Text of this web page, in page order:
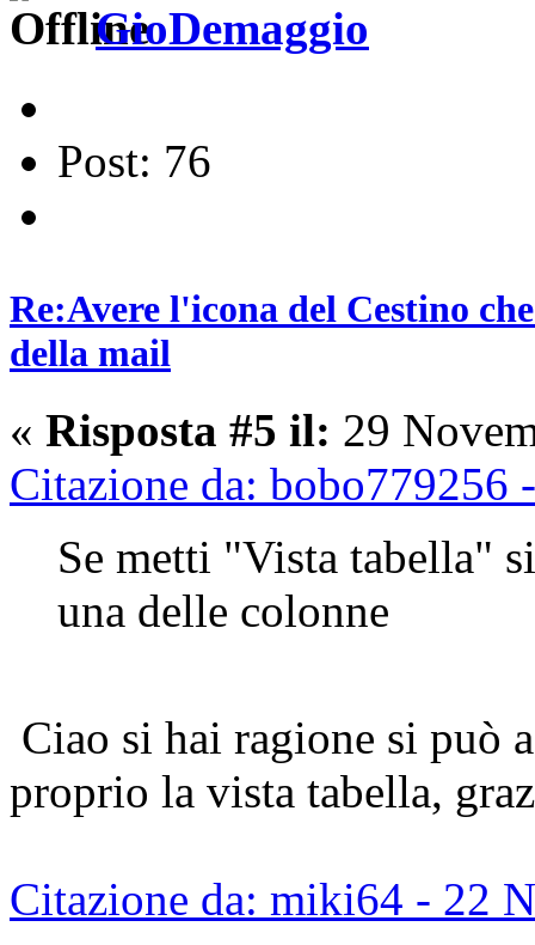
GioDemaggio
Post: 76
Re:Avere l'icona del Cestino
della mail
« Risposta #5 il: 29
Citazione da: bobo779256
Se metti "Vista tabella"
una delle colonne
Ciao si hai ragione si può
proprio la vista tabella,
Citazione da: miki64 - 22